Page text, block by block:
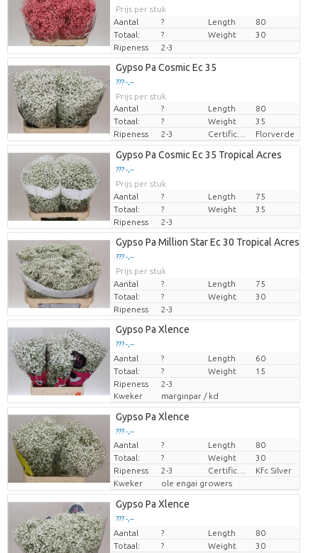
Prijs per stuk
Aantal
? Length
80
Totaal:
? Weight
30
Ripeness
2-3
Gypso Pa Cosmic Ec 35
??? -,--
Prijs per stuk
Aantal
? Length
80
Totaal:
? Weight
35
Ripeness
2-3 Florverde
Gypso Pa Cosmic Ec 35 Tropical Acres
??? -,--
Prijs per stuk
Aantal
? Length
75
Totaal:
? Weight
35
Ripeness
2-3
Gypso Pa Million Star Ec 30 Tropical Acres
??? -,--
Prijs per stuk
Aantal
? Length
75
Totaal:
? Weight
30
Ripeness
2-3
Gypso Pa Xlence
??? -,--
Prijs per stuk
Aantal ? Length
60
Totaal:
? Weight
15
Ripeness
2-3
Kweker
marginpar / kd
Gypso Pa Xlence
??? -,--
Prijs per stuk
Aantal ? Length
80
Totaal:
? Weight
30
Ripeness
2-3
Kfc Silver
Kweker
ole engai growers
Gypso Pa Xlence
??? -,--
Prijs per stuk
Aantal ? Length
80
Totaal:
? Weight
30